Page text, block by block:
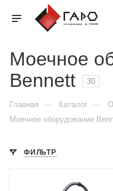
Моечное
Bennett
30
Главная — Каталог —
Моечное оборудование
ФИЛЬТР